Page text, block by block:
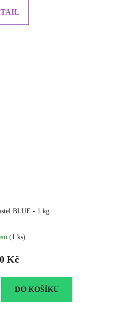
BLUE - 1 kg
(1 ks)
Kč
DO KOŠÍKU